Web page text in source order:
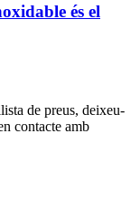
és el
de preus, deixeu-
contacte amb